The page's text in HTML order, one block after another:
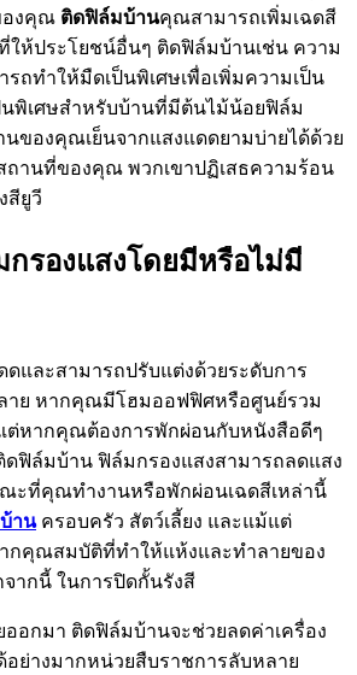
องคุณ ติดฟิล์มบ้านคุณสามารถเพิ่มเฉดสี
ให้ประโยชน์อื่นๆ ติดฟิล์มบ้านเช่น ความ
ถทำให้มืดเป็นพิเศษเพื่อเพิ่มความเป็น
นพิเศษสำหรับบ้านที่มีต้นไม้น้อยฟิล์ม
นของคุณเย็นจากแสงแดดยามบ่ายได้ด้วย
านที่ของคุณ พวกเขาปฏิเสธความร้อน
สียูวี
รองแสงโดยมีหรือไม่มี
ดและสามารถปรับแต่งด้วยระดับการ
าย หากคุณมีโฮมออฟฟิศหรือศูนย์รวม
ต่หากคุณต้องการพักผ่อนกับหนังสือดีๆ
ดฟิล์มบ้าน ฟิล์มกรองแสงสามารถลดแสง
ะที่คุณทำงานหรือพักผ่อนเฉดสีเหล่านี้
านครอบครัว สัตว์เลี้ยง และแม้แต่
กคุณสมบัติที่ทำให้แห้งและทำลายของ
ากนี้ ในการปิดกั้นรังสี
อกมา ติดฟิล์มบ้านจะช่วยลดค่าเครื่อง
ย่างมากหน่วยสืบราชการลับหลาย